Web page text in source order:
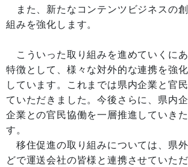
また、新たなコンテンツビジネスの創
組みを強化します。
こういった取り組みを進めていくに
特徴として、様々な対外的な連携を強
しています。これまでは県内企業と官
ていただきました。今後さらに、県内
企業との官民協働を一層推進していき
す。
移住促進の取り組みについては、県
どで運送会社の皆様と連携させていた